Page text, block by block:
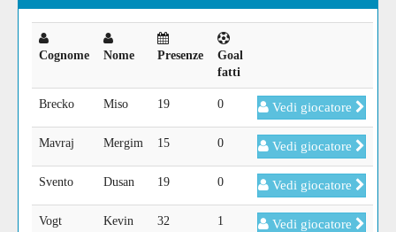
Cognome Nome Presenze
Goal
fatti
Brecko Miso 19 0 Vedi giocatore
Mavraj Mergim 15 0 Vedi giocatore
Svento Dusan 19 0 Vedi giocatore
Vogt Kevin 32 1 Vedi giocatore